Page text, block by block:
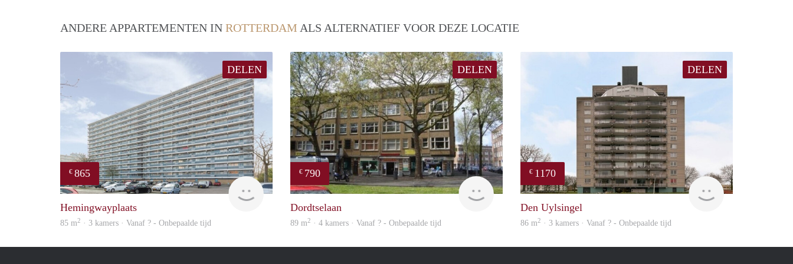
ANDERE APPARTEMENTEN IN ROTTERDAM ALS ALTERNATIEF VOOR DEZE LOCATIE
DELEN
€ 865
Woning
Hemingwayplaats
85 m2 · 3 kamers · Vanaf ? - Onbepaalde tijd
DELEN
€ 790
finder
Dordtselaan
89 m2 · 4 kamers · Vanaf ? - Onbepaalde tijd
DELEN
€ 1170
finder
Den Uylsingel
86 m2 · 3 kamers · Vanaf ? - Onbepaalde tijd